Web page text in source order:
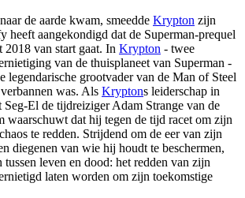
de aarde kwam, smeedde Krypton zijn
heeft aangekondigd dat de Superman-prequel
2018 van start gaat. In Krypton - twee
van de thuisplaneet van Superman -
legendarische grootvader van de Man of Steel
was. Als Kryptons leiderschap in
Seg-El de tijdreiziger Adam Strange van de
waarschuwt dat hij tegen de tijd racet om zijn
te redden. Strijdend om de eer van zijn
diegenen van wie hij houdt te beschermen,
tussen leven en dood: het redden van zijn
laten worden om zijn toekomstige